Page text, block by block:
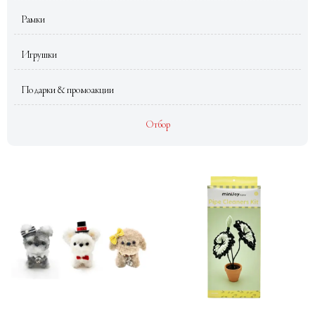
Рамки
Игрушки
Подарки & промоакции
Отбор